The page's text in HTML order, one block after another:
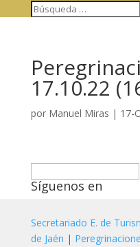
17.10.22
por Manuel Miras | 17-
Síguenos en
Secretariado E. de
de Jaén |